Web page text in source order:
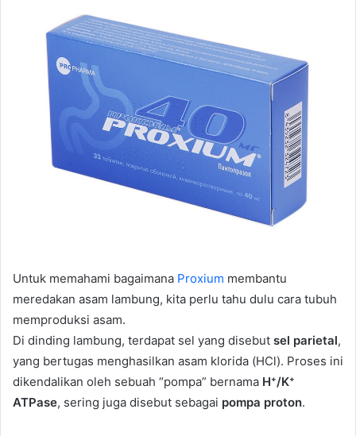
Untuk memahami bagaimana Proxium membantu
meredakan asam lambung, kita perlu tahu dulu cara tubuh
memproduksi asam.
Di dinding lambung, terdapat sel yang disebut sel parietal,
yang bertugas menghasilkan asam klorida (HCl). Proses ini
dikendalikan oleh sebuah “pompa” bernama H⁺/K⁺
ATPase, sering juga disebut sebagai pompa proton.